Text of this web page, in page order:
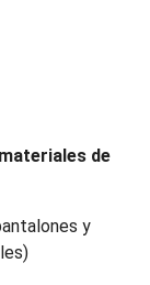
de
y